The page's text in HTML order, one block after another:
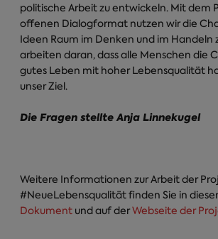
politische Arbeit zu entwickeln. Mit dem
offenen Dialogformat nutzen wir die
Ideen Raum im Denken und im Handeln
arbeiten daran, dass alle Menschen die
gutes Leben mit hoher Lebensqualität
unser Ziel.
Die Fragen stellte Anja Linnekugel
Weitere Informationen zur Arbeit der
#NeueLebensqualität finden Sie in
Dokument und auf derWebseite der